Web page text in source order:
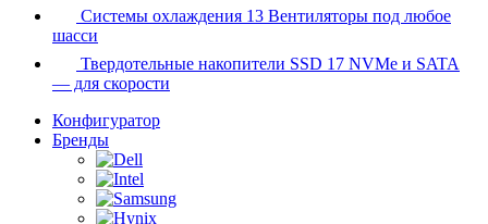
Системы охлаждения 13 Вентиляторы под любое
шасси
Твердотельные накопители SSD 17 NVMe и SATA
— для скорости
Конфигуратор
Бренды